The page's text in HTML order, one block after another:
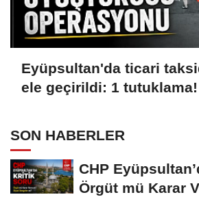
Eyüpsultan'da ticari
ele geçirildi: 1 tutuklama!
SON HABERLER
CHP
Örgüt mü Karar